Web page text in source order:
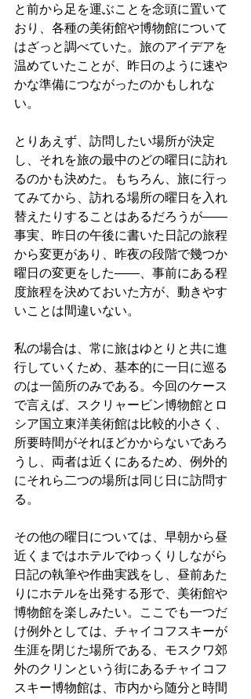
と前から足を運ぶことを念頭に置いて
おり、各種の美術館や博物館について
はざっと調べていた。旅のアイデアを
温めていたことが、昨日のように速や
かな準備につながったのかもしれな
い。
とりあえず、訪問したい場所が決定
し、それを旅の最中のどの曜日に訪れ
るのかも決めた。もちろん、旅に行っ
てみてから、訪れる場所の曜日を入れ
替えたりすることはあるだろうが——
事実、昨日の午後に書いた日記の旅程
から変更があり、昨夜の段階で幾つか
曜日の変更をした——、事前にある程
度旅程を決めておいた方が、動きやす
いことは間違いない。
私の場合は、常に旅はゆとりと共に進
行していくため、基本的に一日に巡る
のは一箇所のみである。今回のケース
で言えば、スクリャービン博物館とロ
シア国立東洋美術館は比較的小さく、
所要時間がそれほどかからないであろ
うし、両者は近くにあるため、例外的
にそれら二つの場所は同じ日に訪問す
る。
その他の曜日については、早朝から昼
近くまではホテルでゆっくりしながら
日記の執筆や作曲実践をし、昼前あた
りにホテルを出発する形で、美術館や
博物館を楽しみたい。ここでも一つだ
け例外としては、チャイコフスキーが
生涯を閉じた場所である、モスクワ郊
外のクリンという街にあるチャイコフ
スキー博物館は、市内から随分と時間